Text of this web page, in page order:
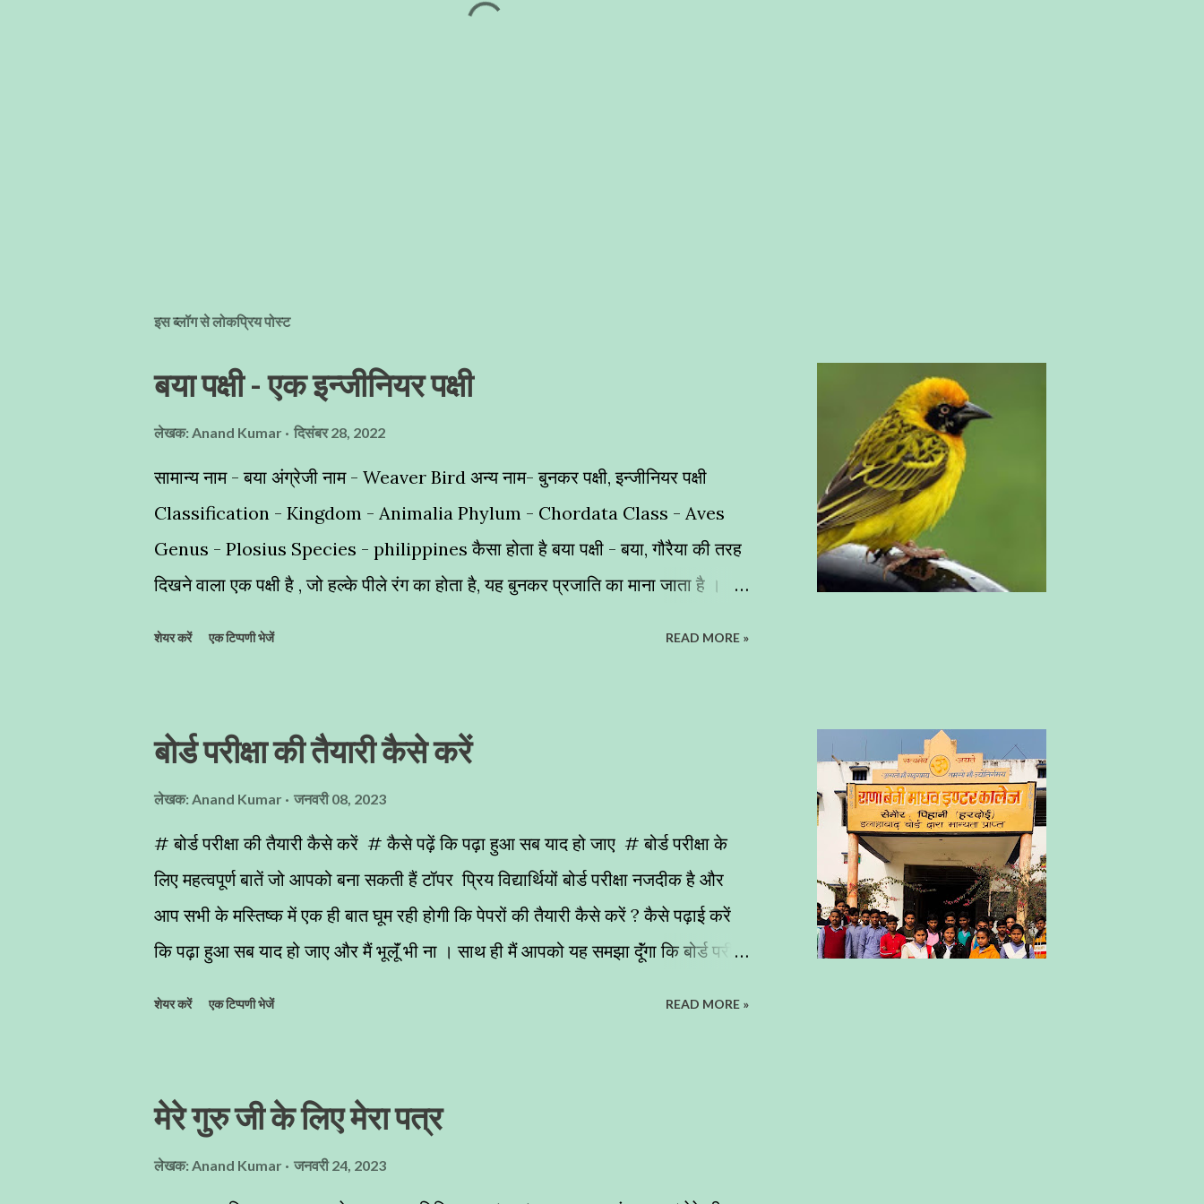
इस ब्लॉग से लोकप्रिय पोस्ट
बया पक्षी - एक इन्जीनियर पक्षी
लेखक: Anand Kumar दिसंबर 28, 2022
सामान्य नाम - बया अंग्रेजी नाम - Weaver Bird अन्य नाम- बुनकर पक्षी, इन्जीनियर पक्षी
Classification - Kingdom - Animalia Phylum - Chordata Class - Aves
Genus - Plosius Species - philippines कैसा होता है बया पक्षी - बया, गौरैया की तरह
दिखने वाला एक पक्षी है , जो हल्के पीले रंग का होता है, यह बुनकर प्रजाति का माना जाता है ।
पेड़ों पर देखें हैं,जो अद्भुत कारीगरी का नमूना पेश करते हैं । शायद इनके घोंसलों का निर्माण नर
पक्षियों द्वारा किया जाता है । इन्हें आप पक्षियों का इंजीनियर कहें तो अतिश्योक्ति न होगी । यह
समूह में रहना पसन्द करते हैैं , क्योंकि इसकी वजह से इसके बच्चों को परभक्षियों से सुरक्षा प्रदान
होती है । बया प्रजाति के पक्षी पूरे भारतीय उपमहादीप और दक्षिण पूर्वी एशिया में देखने को मिलते
है। इनका स्वर चीं ...
शेयर करें एक टिप्पणी भेजें READ MORE »
बोर्ड परीक्षा की तैयारी कैसे करें
लेखक: Anand Kumar जनवरी 08, 2023
# बोर्ड परीक्षा की तैयारी कैसे करें # कैसे पढ़ें कि पढ़ा हुआ सब याद हो जाए # बोर्ड परीक्षा के
लिए महत्वपूर्ण बातें जो आपको बना सकती हैं टॉपर प्रिय विद्यार्थियों बोर्ड परीक्षा नजदीक है और
आप सभी के मस्तिष्क में एक ही बात घूम रही होगी कि पेपरों की तैयारी कैसे करें ? कैसे पढ़ाई करें
कि पढ़ा हुआ सब याद हो जाए और मैं भूलूॅं भी ना । साथ ही मैं आपको यह समझा दूॅंगा कि बोर्ड परीक्षा
कारगर सिद्ध हो सकती हैं। बोर्ड परीक्षा की तैयारी कैसे करें - जब बोर्ड परीक्षा नजदीक आती है तब
बच्चों में घबराहट उत्पन्न हो जाती है वह सोचते हैं क्या - क्या पढ़ा जाए, क्या ना पढ़ा जाए ऐसा तो
नहीं जो मैं पढ़ रहा हूॅं, याद कर रहा हूॅं, वह बोर्ड परीक्षा में आए ही ना । यदि आप इस उधेड़बुन में हैं तो
शेयर करें एक टिप्पणी भेजें READ MORE »
मेरे गुरु जी के लिए मेरा पत्र
लेखक: Anand Kumar जनवरी 24, 2023